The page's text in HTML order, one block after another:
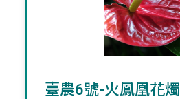
臺農6號-火鳳凰花燭